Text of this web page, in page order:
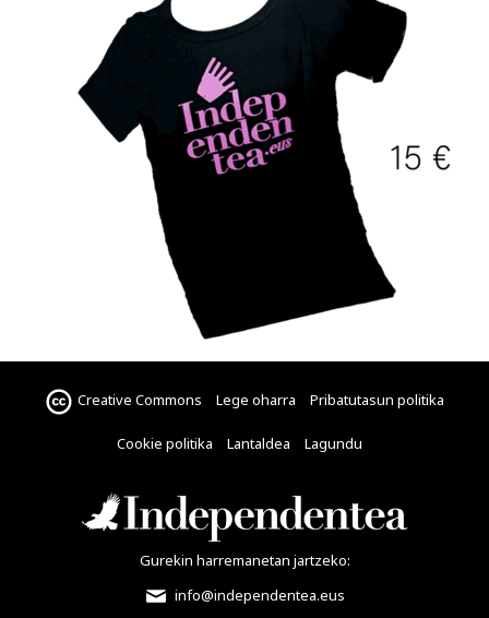
Creative Commons Lege oharra Pribatutasun politika
Cookie politika Lantaldea Lagundu
Gurekin harremanetan jartzeko:
info@independentea.eus